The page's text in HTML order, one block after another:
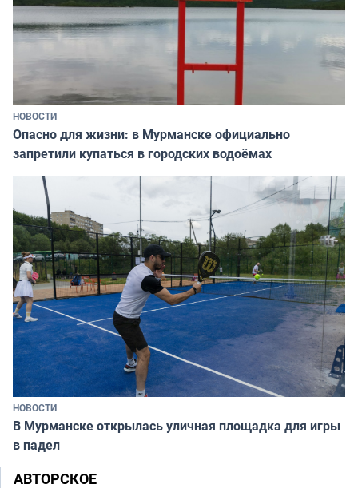
НОВОСТИ
Опасно для жизни: в Мурманске официально
запретили купаться в городских водоёмах
НОВОСТИ
В Мурманске открылась уличная площадка для игры
в падел
АВТОРСКОЕ